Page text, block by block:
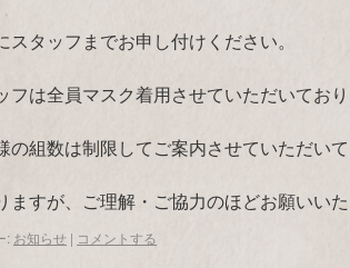
スタッフまでお申し付けください。
フは全員マスク着用させていただいており
の組数は制限してご案内させていただいて
ますが、ご理解・ご協力のほどお願いいた
: お知らせ | コメントする